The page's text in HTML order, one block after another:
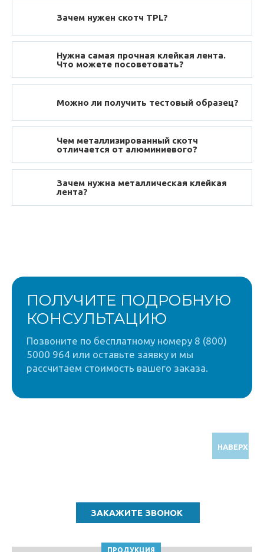
Зачем нужен скотч TPL?
Нужна самая прочная клейкая лента.
Что можете посоветовать?
Можно ли получить тестовый образец?
Чем металлизированный скотч
отличается от алюминиевого?
Зачем нужна металлическая клейкая
лента?
ПОЛУЧИТЕ ПОДРОБНУЮ
КОНСУЛЬТАЦИЮ
Позвоните по бесплатному номеру 8 (800)
5000 964 или оставьте заявку и мы
рассчитаем стоимость вашего заказа.
НАВЕРХ
ПРОДУКЦИЯ